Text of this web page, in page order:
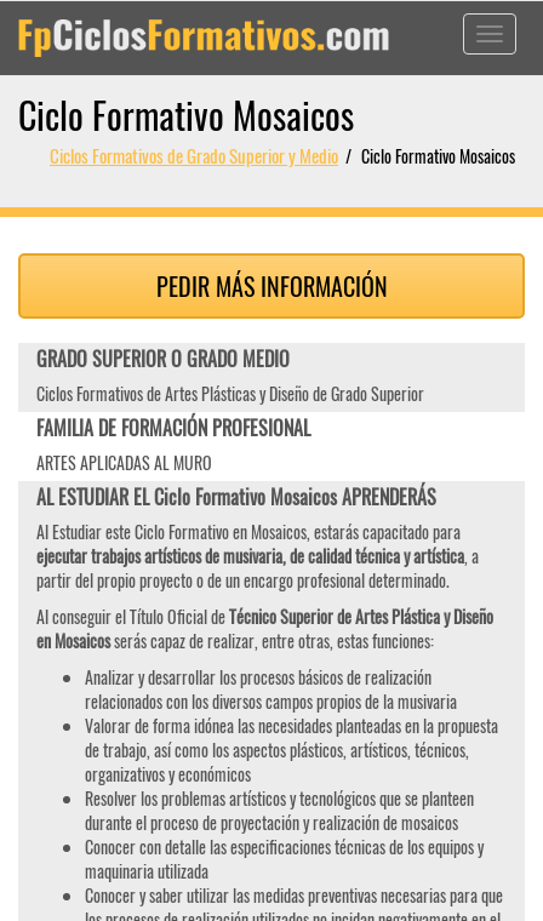
Toggle
Ciclo Formativo Mosaicos
Ciclos Formativos de Grado Superior y Medio Ciclo Formativo Mosaicos
PEDIR MÁS INFORMACIÓN
GRADO SUPERIOR O GRADO MEDIO
Ciclos Formativos de Artes Plásticas y Diseño de Grado Superior
FAMILIA DE FORMACIÓN PROFESIONAL
ARTES APLICADAS AL MURO
AL ESTUDIAR EL Ciclo Formativo Mosaicos APRENDERÁS
Al Estudiar este Ciclo Formativo en Mosaicos, estarás capacitado para
ejecutar trabajos artísticos de musivaria, de calidad técnica y artística, a
partir del propio proyecto o de un encargo profesional determinado.
Al conseguir el Título Oficial deTécnico Superior de Artes Plástica y Diseño
en Mosaicosserás capaz de realizar, entre otras, estas funciones:
Analizar y desarrollar los procesos básicos de realización
relacionados con los diversos campos propios de la musivaria
Valorar de forma idónea las necesidades planteadas en la propuesta
de trabajo, así como los aspectos plásticos, artísticos, técnicos,
organizativos y económicos
Resolver los problemas artísticos y tecnológicos que se planteen
durante el proceso de proyectación y realización de mosaicos
Conocer con detalle las especificaciones técnicas de los equipos y
maquinaria utilizada
Conocer y saber utilizar las medidas preventivas necesarias para que